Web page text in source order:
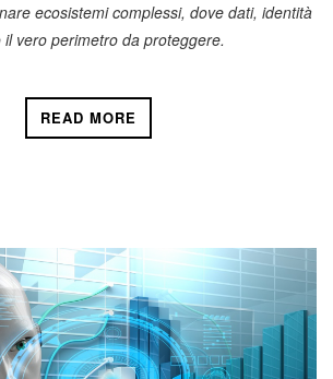
ecosistemi complessi, dove dati, identità
vero perimetro da proteggere.
READ MORE